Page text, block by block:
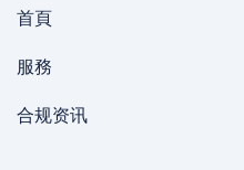
首頁
服務
合规资讯